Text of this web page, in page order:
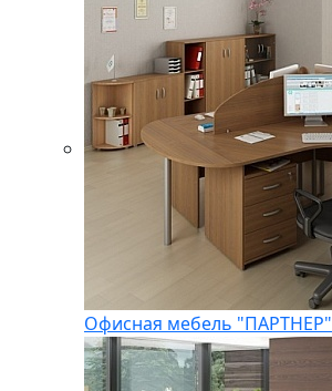
Офисная мебель "ПАРТНЕР"